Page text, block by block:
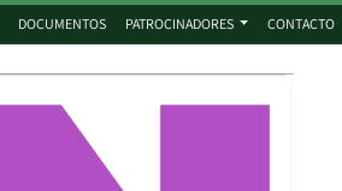
DOCUMENTOS PATROCINADORES CONTACTO